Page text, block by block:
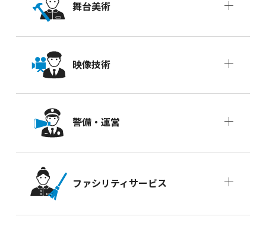
舞台美術
映像技術
警備・運営
ファシリティサービス